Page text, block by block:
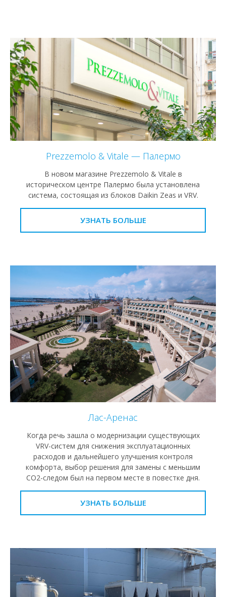
Prezzemolo & Vitale — Палермо
В новом магазине Prezzemolo & Vitale в
историческом центре Палермо была установлена
система, состоящая из блоков Daikin Zeas и VRV.
УЗНАТЬ БОЛЬШЕ
Лас-Аренас
Когда речь зашла о модернизации существующих
VRV-систем для снижения эксплуатационных
расходов и дальнейшего улучшения контроля
комфорта, выбор решения для замены с меньшим
CO2-следом был на первом месте в повестке дня.
УЗНАТЬ БОЛЬШЕ